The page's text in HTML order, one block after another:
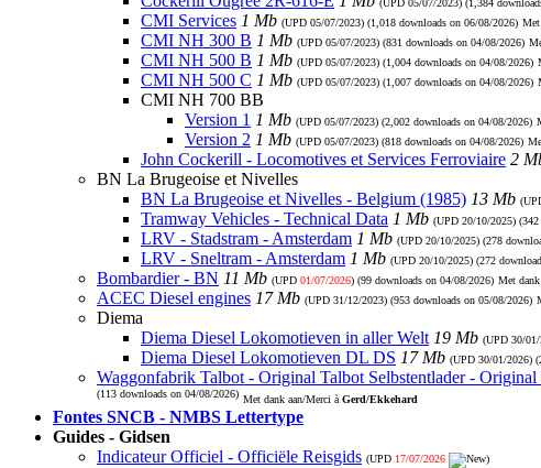
(UPD 05/07/2023) (1,384
CMI Services 1 Mb (UPD 05/07/2023) (1,018 downloads on 06/08/2026) Met
CMI NH 300 B 1 Mb (UPD 05/07/2023) (831 downloads on 04/08/2026)
CMI NH 500 B 1 Mb (UPD 05/07/2023) (1,004 downloads on 04/08/2026)
CMI NH 500 C 1 Mb (UPD 05/07/2023) (1,007 downloads on 04/08/2026)
CMI NH 700 BB
Version 1 1 Mb (UPD 05/07/2023) (2,002 downloads on 04/08/2026)
Version 2 1 Mb (UPD 05/07/2023) (818 downloads on 04/08/2026)
John Cockerill - Locomotives et Services Ferroviaire 2
BN La Brugeoise et Nivelles
BN La Brugeoise et Nivelles - Belgium (1985) 13 Mb
Tramway Vehicles - Technical Data 1 Mb (UPD 20/10/2025) (342
LRV - Stadstram - Amsterdam 1 Mb (UPD 20/10/2025) (278
LRV - Sneltram - Amsterdam 1 Mb (UPD 20/10/2025) (272
Bombardier - BN 11 Mb (UPD 01/07/2026) (99 downloads on 04/08/2026) Met
ACEC Diesel engines 17 Mb (UPD 31/12/2023) (953 downloads on 05/08/2026)
Diema
Diema Diesel Lokomotieven in aller Welt 19 Mb (UPD 30/
Diema Diesel Lokomotieven DL DS 17 Mb (UPD 30/01/2026)
Waggonfabrik Talbot - Original Talbot Selbstentlader -
(113 downloads on 04/08/2026) Met dank aan/Merci à Gerd/Ekkehard
Fontes SNCB - NMBS Lettertype
Guides - Gidsen
Indicateur Officiel - Officiële Reisgids (UPD 17/07/2026 )